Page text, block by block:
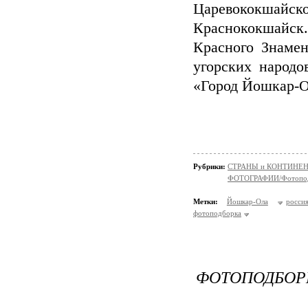
Красного
угорских
«Город Йошкар-
Рубрики: СТРАНЫ и
ФОТОГРАФИИ/
Метки: Йошкар-Ола
россия
фотоподборка